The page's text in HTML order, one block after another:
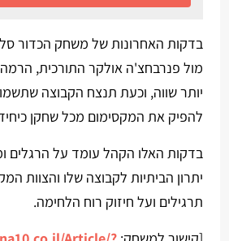
בדקות האחרונות של משחק הכדור
מול פנרבחצ'ה אולקר התורכית,
יותר שווה, וכעת תנצח הקבוצה
להפיק את המקסימום מכל שחקן
בדקות האלו הקהל עומד על הרגלים
יתרון הביתיות לקבוצה שלו והצוות
תרגילים ועל חיזוק רוח הלחימה.